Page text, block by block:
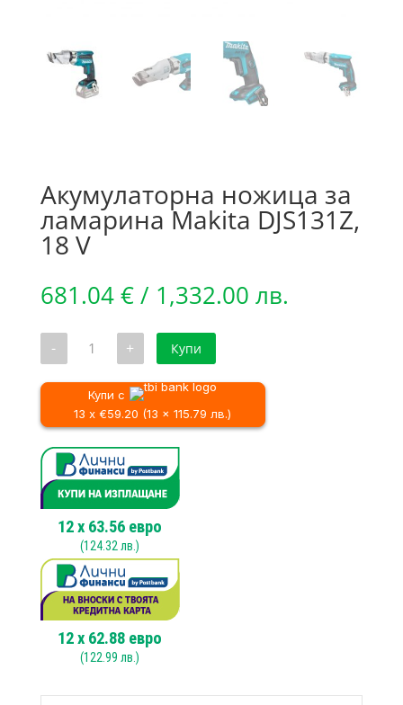
Акумулаторна ножица за
ламарина Makita DJS131Z,
18 V
681.04€/ 1,332.00 лв.
- количество
Акумулаторна
ножица
ламарина
Makita
18
V
+ Купи
Купи с
13 x €59.20 (13 x 115.79 лв.)
12x 63.56 евро
(124.32 лв.)
12x 62.88 евро
(122.99 лв.)